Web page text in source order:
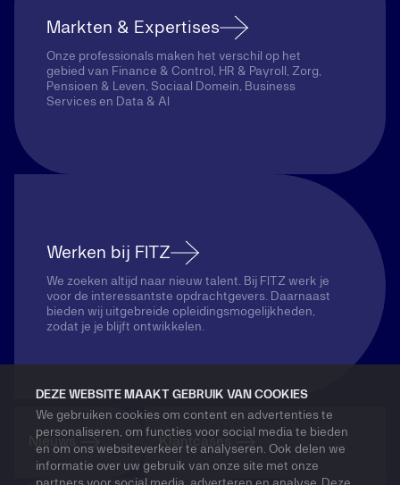
DEZE WEBSITE MAAKT GEBRUIK VAN COOKIES
We gebruiken cookies om content en advertenties te
personaliseren, om functies voor social media te bieden
en om ons websiteverkeer te analyseren. Ook delen we
informatie over uw gebruik van onze site met onze
Markten & Expertises
Onze professionals maken het verschil op het
gebied van Finance & Control, HR & Payroll, Zorg,
Pensioen & Leven, Sociaal Domein, Business
Services en Data & AI
Werken bij FITZ
We zoeken altijd naar nieuw talent. Bij FITZ werk je
voor de interessantste opdrachtgevers. Daarnaast
bieden wij uitgebreide opleidingsmogelijkheden,
zodat je je blijft ontwikkelen.
Nieuws Klantcases